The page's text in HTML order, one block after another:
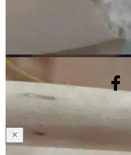
Desarrollada y Alojada en
×